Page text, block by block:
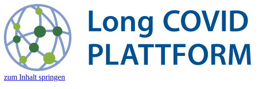
zum Inhalt springen